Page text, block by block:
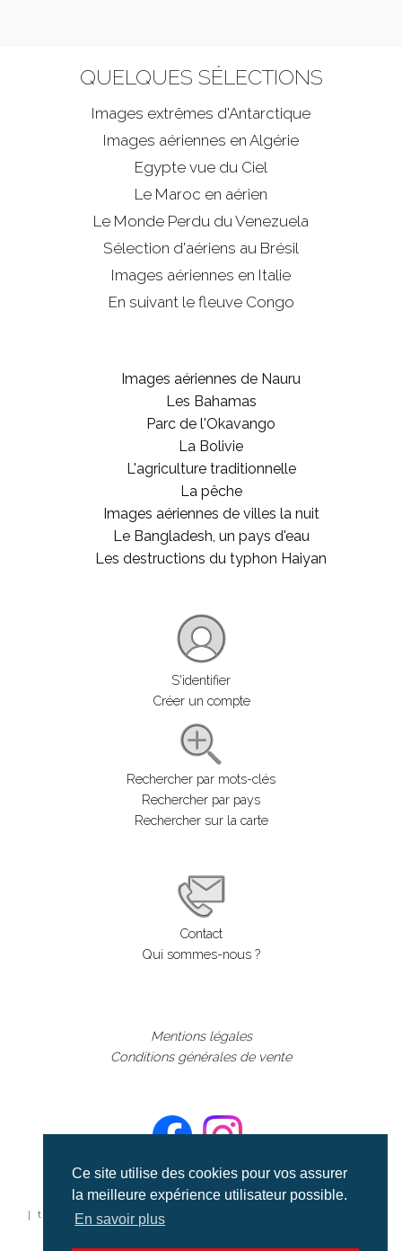
Ce site utilise des cookies pour vos assurer
la meilleure expérience utilisateur possible.
En savoir plus
QUELQUES SÉLECTIONS
Images extrêmes d'Antarctique
Images aériennes en Algérie
Egypte vue du Ciel
Le Maroc en aérien
Le Monde Perdu du Venezuela
Sélection d'aériens au Brésil
Images aériennes en Italie
En suivant le fleuve Congo
Images aériennes de Nauru
Les Bahamas
Parc de l'Okavango
La Bolivie
L'agriculture traditionnelle
La pêche
Images aériennes de villes la nuit
Le Bangladesh, un pays d'eau
Les destructions du typhon Haiyan
S'identifier
Créer un compte
Rechercher par mots-clés
Rechercher par pays
Rechercher sur la carte
Contact
Qui sommes-nous ?
Mentions légales
Conditions générales de vente
©aerialcollection marque déposée 2024
| tous droits réservés | aerialcollection.fr banque d'images
aériennes et documentaires video et cinéma |